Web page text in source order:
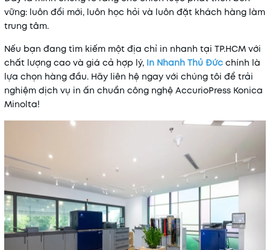
vững: luôn đổi mới, luôn học hỏi và luôn đặt khách hàng làm
trung tâm.
Nếu bạn đang tìm kiếm một địa chỉ in nhanh tại TP.HCM với
chất lượng cao và giá cả hợp lý, In Nhanh Thủ Đức chính là
lựa chọn hàng đầu. Hãy liên hệ ngay với chúng tôi để trải
nghiệm dịch vụ in ấn chuẩn công nghệ AccurioPress Konica
Minolta!